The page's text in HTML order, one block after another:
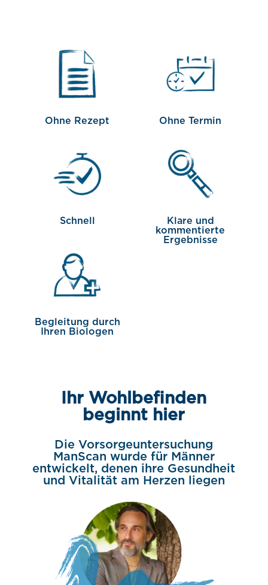
Ohne Rezept Ohne Termin
Schnell
Klare und
kommentierte
Ergebnisse
Begleitung durch
Ihren Biologen
Ihr Wohlbefinden
beginnt hier
Die Vorsorgeuntersuchung
ManScan wurde für Männer
entwickelt, denen ihre Gesundheit
und Vitalität am Herzen liegen